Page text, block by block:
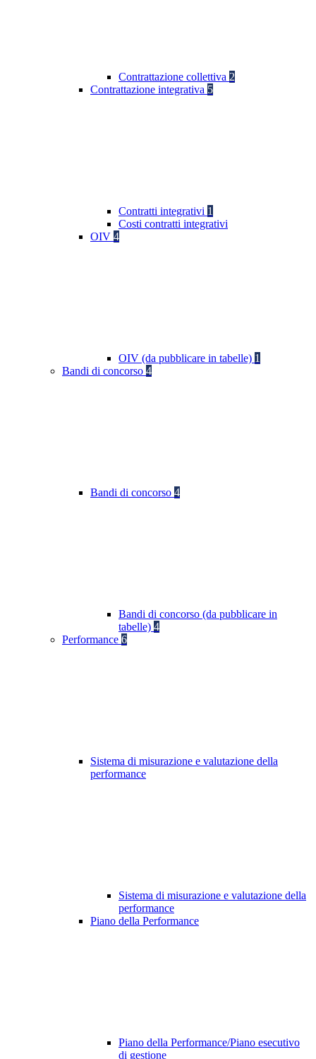
Contrattazione collettiva 2
Contrattazione integrativa 5
Contratti integrativi 1
Costi contratti integrativi
OIV 4
OIV (da pubblicare in tabelle) 1
Bandi di concorso 4
Bandi di concorso 4
Bandi di concorso (da pubblicare in
tabelle) 4
Performance 6
Sistema di misurazione e valutazione della
performance
Sistema di misurazione e valutazione della
performance
Piano della Performance
Piano della Performance/Piano esecutivo
di gestione